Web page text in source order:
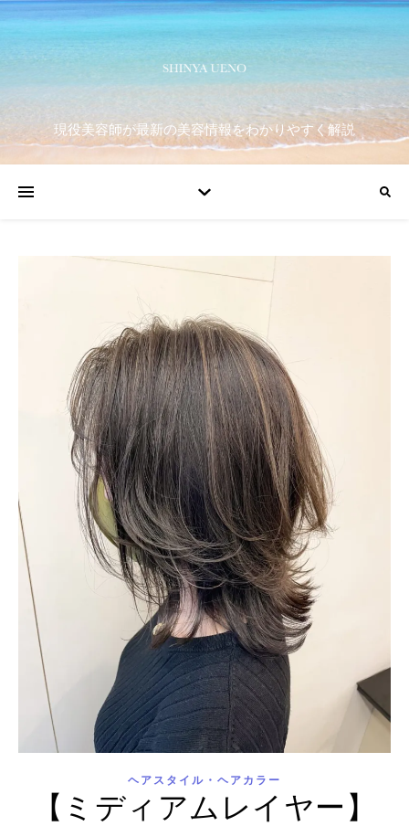
現役美容師が最新の美容情報をわかりやすく解説
ヘアスタイル・ヘアカラー
【ミディアムレイヤー】